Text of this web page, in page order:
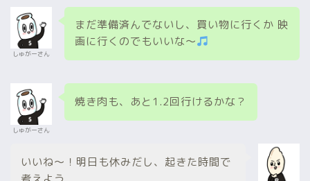
しゅがーさん
まだ準備済んでないし、買い物に行くか 映
画に行くのでもいいな～
しゅがーさん
焼き肉も、あと1.2回行けるかな？
いいね～！明日も休みだし、起きた時間で